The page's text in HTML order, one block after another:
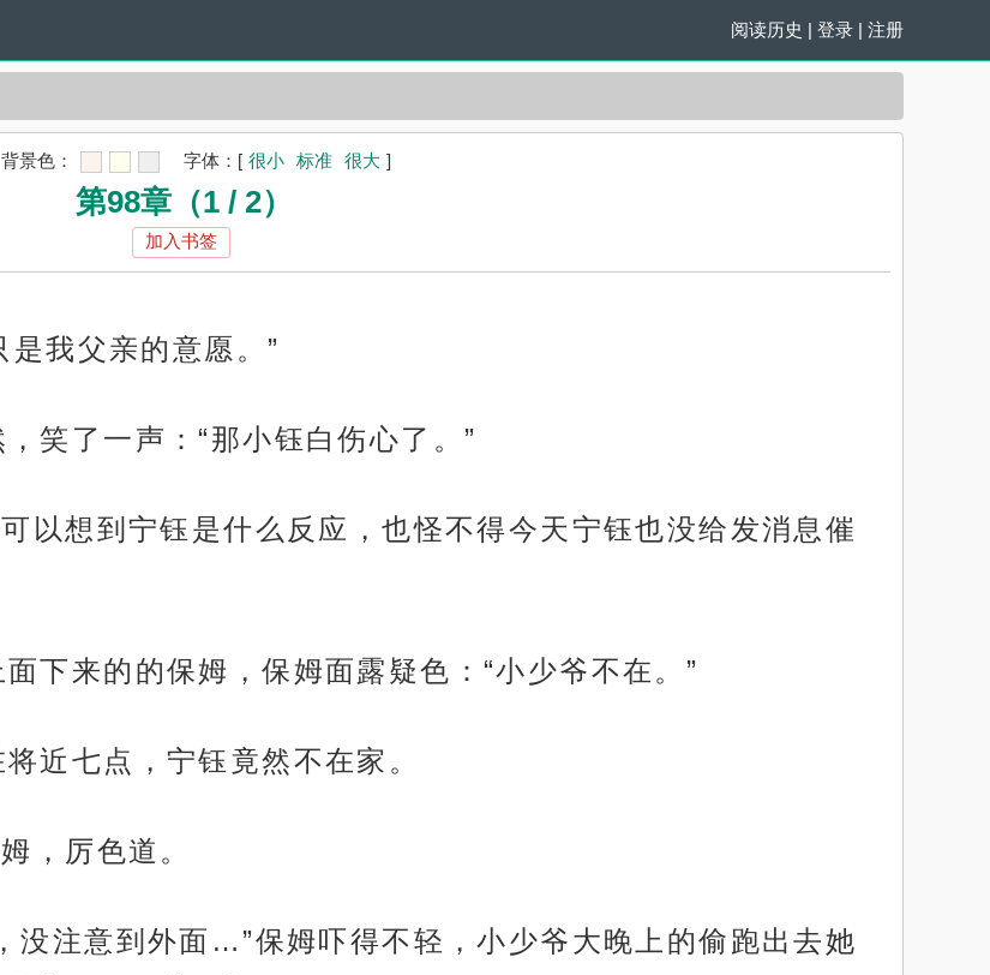
阅读历史 | 登录 | 注册
背景色： 字体： [ 很小 标准 很大 ]
第98章（1 / 2）
加入书签
是我父亲的意愿。”
笑了一声：“那小钰白伤心了。”
以想到宁钰是什么反应，也怪不得今天宁钰也没给发消息催
下来的的保姆，保姆面露疑色：“小少爷不在。”
近七点，宁钰竟然不在家。
，厉色道。
注意到外面…”保姆吓得不轻，小少爷大晚上的偷跑出去她